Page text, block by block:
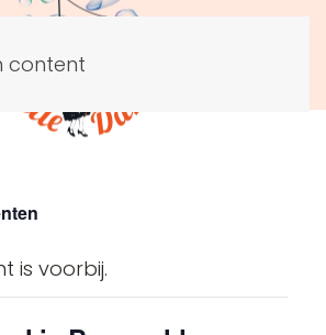
content
is voorbij.